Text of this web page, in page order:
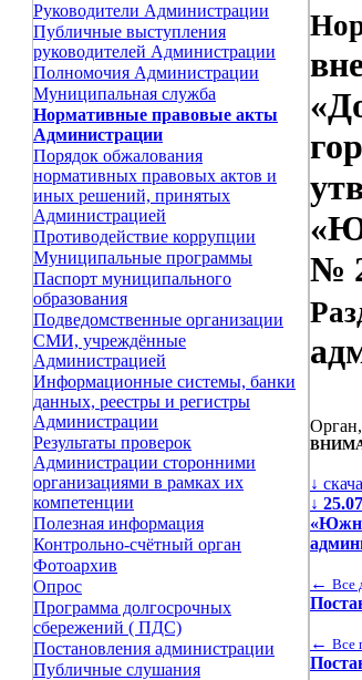
Руководители Администрации
Публичные выступления
руководителей Администрации
Полномочия Администрации
Муниципальная служба
Нормативные правовые акты
Администрации
Порядок обжалования
нормативных правовых актов и
иных решений, принятых
Администрацией
Противодействие коррупции
Муниципальные программы
Паспорт муниципального
образования
Подведомственные организации
СМИ, учреждённые
Администрацией
Информационные системы, банки
данных, реестры и регистры
Администрации
Результаты проверок
Администрации сторонними
организациями в рамках их
компетенции
Полезная информация
Контрольно-счётный орган
Фотоархив
Опрос
Программа долгосрочных
сбережений ( ПДС)
Постановления администрации
Публичные слушания
№
↓
↓
← Все
← Все